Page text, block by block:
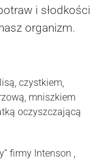
i słodkości
organizm.
czystkiem,
mniszkiem
oczyszczającą
firmy Intenson ,